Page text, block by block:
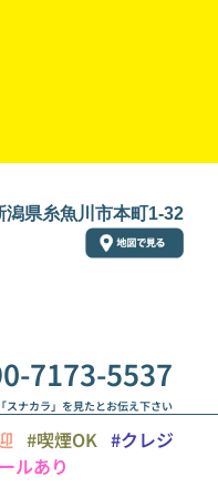
潟県糸魚川市本町1-32
7173-5537
スナカラ」を見たとお伝え下さい
#喫煙OK #クレジ
ルあり